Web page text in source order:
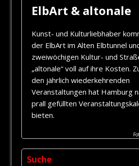
ElbArt & altonale
Kunst- und Kulturliebhaber
der ElbArt im Alten Elbtunnel
zweiwöchigen Kultur- und
„altonale“ voll auf ihre Kosten.
den jährlich wiederkehrenden
Veranstaltungen hat Hamburg
prall gefüllten
bieten.
Suche